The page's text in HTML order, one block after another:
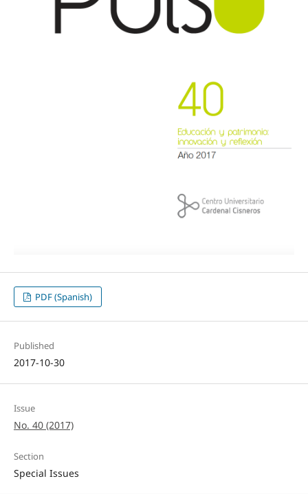
PDF (Spanish)
Published
2017-10-30
Issue
No. 40 (2017)
Section
Special Issues